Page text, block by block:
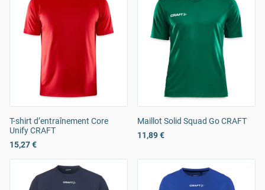
T-shirt d’entraînement Core
Unify CRAFT
15,27 €
Maillot Solid Squad Go CRAFT
11,89 €